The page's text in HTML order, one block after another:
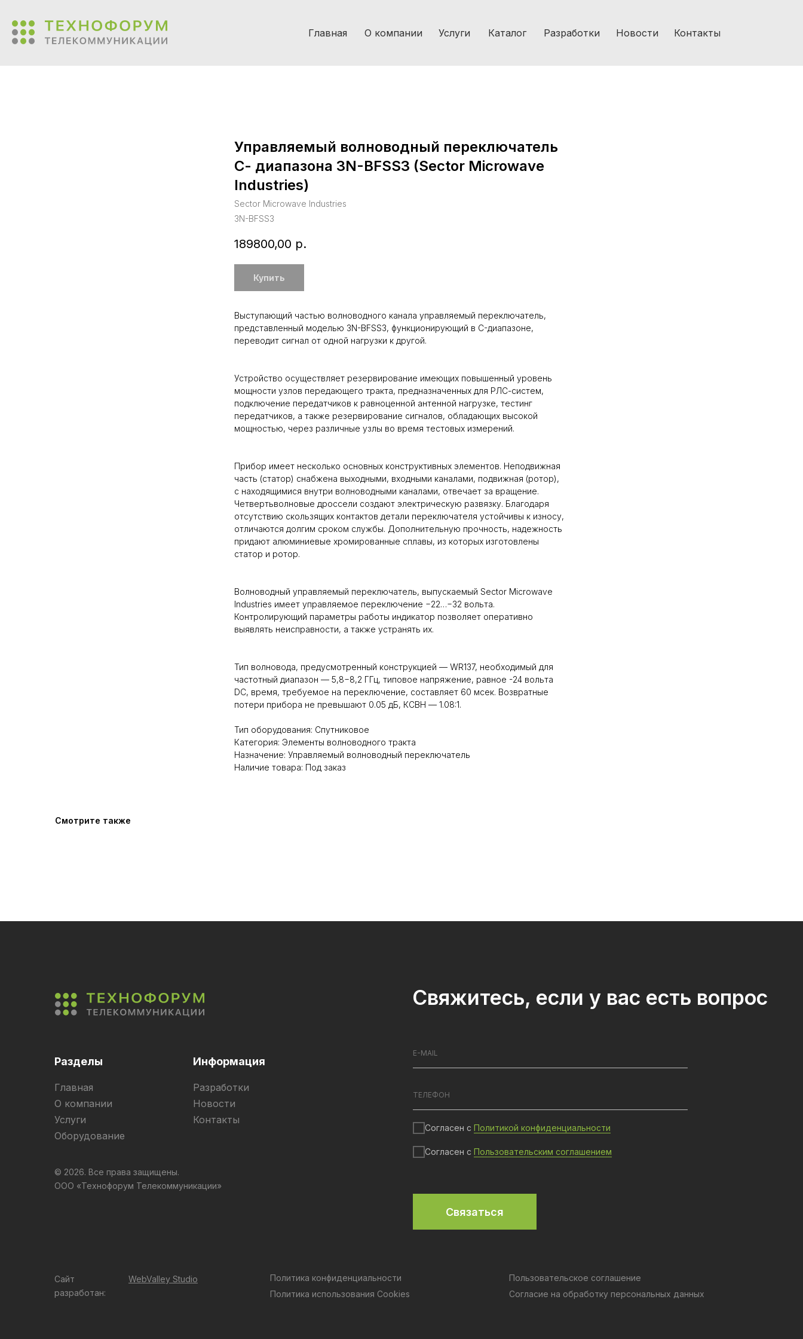
Главная О компании Услуги Каталог Разработки Новости Контакты
Управляемый волноводный переключатель
С- диапазона 3N-BFSS3 (Sector Microwave
Industries)
Sector Microwave Industries
3N-BFSS3
189800,00 р.
Купить
Выступающий частью волноводного канала управляемый переключатель,
представленный моделью 3N-BFSS3, функционирующий в C-диапазоне,
переводит сигнал от одной нагрузки к другой.
Устройство осуществляет резервирование имеющих повышенный уровень
мощности узлов передающего тракта, предназначенных для РЛС-систем,
подключение передатчиков к равноценной антенной нагрузке, тестинг
передатчиков, а также резервирование сигналов, обладающих высокой
мощностью, через различные узлы во время тестовых измерений.
Прибор имеет несколько основных конструктивных элементов. Неподвижная
часть (статор) снабжена выходными, входными каналами, подвижная (ротор),
с находящимися внутри волноводными каналами, отвечает за вращение.
Четвертьволновые дроссели создают электрическую развязку. Благодаря
отсутствию скользящих контактов детали переключателя устойчивы к износу,
отличаются долгим сроком службы. Дополнительную прочность, надежность
придают алюминиевые хромированные сплавы, из которых изготовлены
статор и ротор.
Волноводный управляемый переключатель, выпускаемый Sector Microwave
Industries имеет управляемое переключение −22…−32 вольта.
Контролирующий параметры работы индикатор позволяет оперативно
выявлять неисправности, а также устранять их.
Тип волновода, предусмотренный конструкцией — WR137, необходимый для
частотный диапазон — 5,8−8,2 ГГц, типовое напряжение, равное -24 вольта
DC, время, требуемое на переключение, составляет 60 мсек. Возвратные
потери прибора не превышают 0.05 дБ, КСВН — 1.08:1.
Тип оборудования: Спутниковое
Категория: Элементы волноводного тракта
Назначение: Управляемый волноводный переключатель
Наличие товара: Под заказ
Смотрите также
Разделы Информация
Главная
О компании
Услуги
Оборудование
Разработки
Новости
Контакты
Политика использования Cookies Согласие на обработку персональных данных
Пользовательское соглашение
Политика конфиденциальности
© 2026. Все права защищены.
ООО «Технофорум Телекоммуникации»
Сайт
разработан:
Согласен с Политикой конфиденциальности
Согласен с Пользовательским соглашением
Связаться
Свяжитесь, если у вас есть вопрос
WebValley Studio